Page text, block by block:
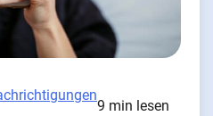
9 min lesen